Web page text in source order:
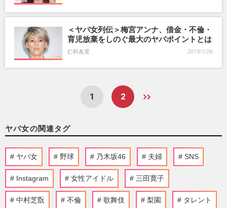
＜ヤバ女列伝＞梅宮アンナ、借金・不倫・
育児放棄をしのぐ最大のヤバポイントとは
仁科友里 2019/1/26
1 2
ヤバ女の関連タグ
ヤバ女 野球 乃木坂46 夫婦 SNS
Instagram 女性アイドル 三田寛子
中村芝翫 不倫 歌舞伎 梨園 タレント